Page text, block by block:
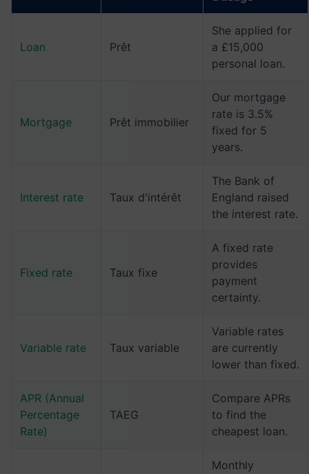
Loan Prêt
She applied for
a £15,000
personal loan.
Mortgage Prêt immobilier
Our mortgage
rate is 3.5%
fixed for 5
years.
Interest rate Taux d'intérêt
The Bank of
England raised
the interest rate.
Fixed rate Taux fixe
A fixed rate
provides
payment
certainty.
Variable rate Taux variable
Variable rates
are currently
lower than fixed.
APR (Annual
Percentage
Rate)
TAEG
Compare APRs
to find the
cheapest loan.
Monthly